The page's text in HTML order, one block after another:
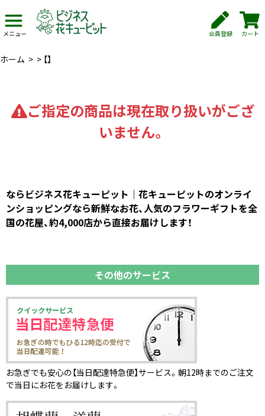
メニュー 会員登録 カート
ホーム > > 【】
ご指定の商品は現在取り扱いがござ
いません。
ならビジネス花キューピット｜花キューピットのオンライ
ンショッピングなら新鮮なお花、人気のフラワーギフトを全
国の花屋、約4,000店から直接お届けします！
その他のサービス
お急ぎでも安心の【当日配達特急便】サービス。朝12時までのご注文
で当日にお花をお届けします。